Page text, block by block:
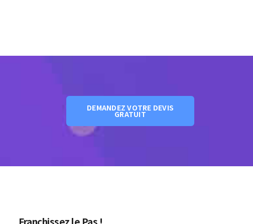
DEMANDEZ VOTRE DEVIS
GRATUIT
Franchissez le Pas !